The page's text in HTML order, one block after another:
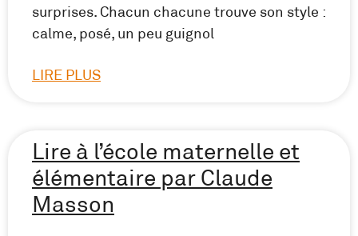
surprises. Chacun chacune trouve son style :
calme, posé, un peu guignol
LIRE PLUS
Lire à l’école maternelle et
élémentaire par Claude
Masson